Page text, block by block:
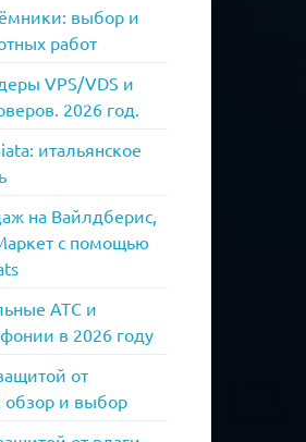
выбор и
работ
VPS/VDS и
2026 год.
итальянское
на Вайлдберис,
с помощью
АТС и
в 2026 году
от
обзор и выбор